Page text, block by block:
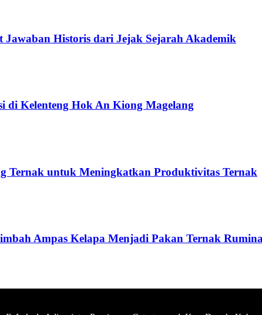
Historis dari Jejak Sejarah Akademik
di Kelenteng Hok An Kiong Magelang
Ternak untuk Meningkatkan Produktivitas Ternak
Ampas Kelapa Menjadi Pakan Ternak